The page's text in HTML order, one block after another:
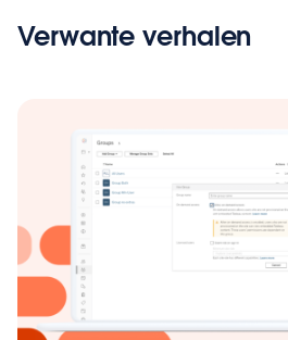
Verwante verhalen